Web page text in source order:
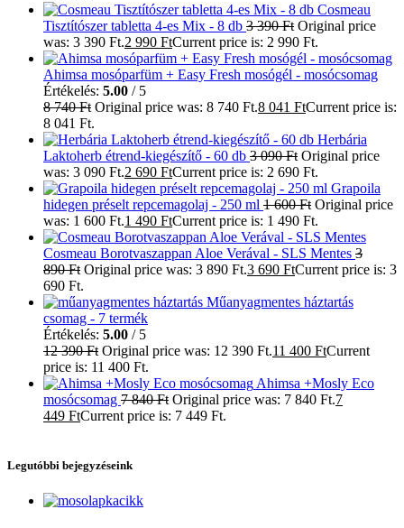
Cosmeau
Tisztítószer tabletta 4-es Mix - 8 db 3 390Ft Original price
was: 3 390 Ft.2 990 FtCurrent price is: 2 990 Ft.
Ahimsa mosóparfüm + Easy Fresh mosógél - mosócsomag
Értékelés: 5.00 / 5
8 740Ft Original price was: 8 740 Ft.8 041 FtCurrent price is:
8 041 Ft.
Herbária
Laktoherb étrend-kiegészítő - 60 db 3 090Ft Original price
was: 3 090 Ft.2 690 FtCurrent price is: 2 690 Ft.
Grapoila
hidegen préselt repcemagolaj - 250 ml 1 600Ft Original price
was: 1 600 Ft.1 490 FtCurrent price is: 1 490 Ft.
Cosmeau Borotvaszappan Aloe Verával - SLS Mentes 3
890Ft Original price was: 3 890 Ft.3 690 FtCurrent price is: 3
690 Ft.
Műanyagmentes háztartás
csomag - 7 termék
Értékelés: 5.00 / 5
12 390Ft Original price was: 12 390 Ft.11 400 FtCurrent
price is: 11 400 Ft.
Ahimsa +Mosly Eco
mosócsomag 7 840Ft Original price was: 7 840 Ft.7
449 FtCurrent price is: 7 449 Ft.
Legutóbbi bejegyzéseink